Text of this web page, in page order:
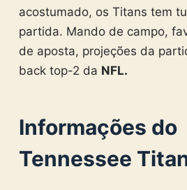
acostumado, os Titans tem
partida. Mando de campo,
de aposta, projeções da
back top-2 da NFL.
Informações do
Tennessee